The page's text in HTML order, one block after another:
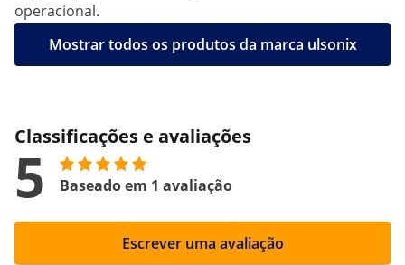
operacional.
Mostrar todos os produtos da marca ulsonix
Classificações e avaliações
5 Baseado em 1 avaliação
Escrever uma avaliação